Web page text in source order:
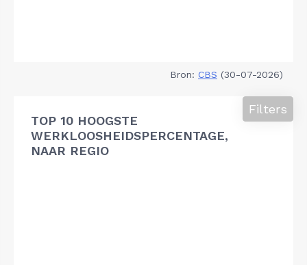
Bron: CBS (30-07-2026)
TOP 10 HOOGSTE
WERKLOOSHEIDSPERCENTAGE,
NAAR REGIO
Filters